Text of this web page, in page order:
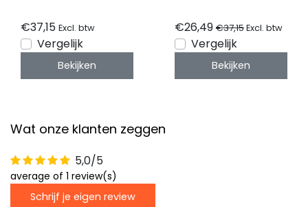
meter rol - zwart
rood
€37,15 Excl. btw
Vergelijk
Bekijken
meter rol - wit
€26,49 €37,15Excl. btw
Vergelijk
Bekijken
Wat onze klanten zeggen
5,0/5
average of 1 review(s)
Schrijf je eigen review